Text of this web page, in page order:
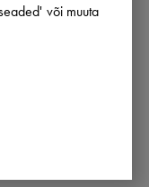
või muuta